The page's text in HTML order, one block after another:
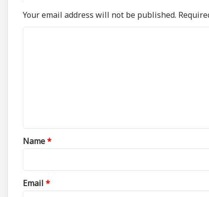
Your email address will not be published.
*
Name*
Email *